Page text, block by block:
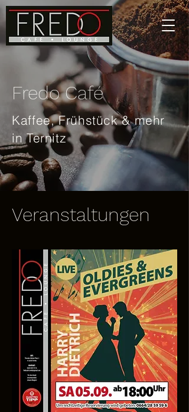
Fredo Café
Kaffee, Frühstück & mehr
in Ternitz
Veranstaltungen